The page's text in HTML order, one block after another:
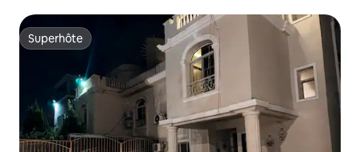
Superhôte
Superhôte